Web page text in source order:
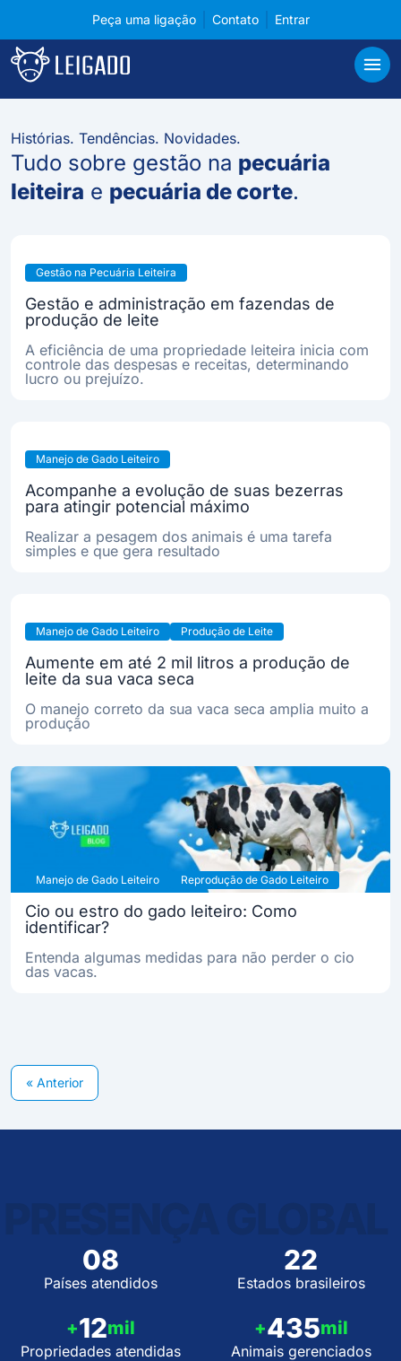
Conteúdos sobre tecnologia para pecuária
Peça uma ligação Contato Entrar
Leigado
Histórias. Tendências. Novidades.
Tudo sobre gestão na pecuária
leiteira e pecuária de corte.
Gestão na Pecuária Leiteira
Gestão e administração em fazendas de
produção de leite
A eficiência de uma propriedade leiteira inicia com
controle das despesas e receitas, determinando
lucro ou prejuízo.
Manejo de Gado Leiteiro
Acompanhe a evolução de suas bezerras
para atingir potencial máximo
Realizar a pesagem dos animais é uma tarefa
simples e que gera resultado
Manejo de Gado Leiteiro Produção de Leite
Aumente em até 2 mil litros a produção de
leite da sua vaca seca
O manejo correto da sua vaca seca amplia muito a
produção
Manejo de Gado Leiteiro Reprodução de Gado Leiteiro
Cio ou estro do gado leiteiro: Como
identificar?
Entenda algumas medidas para não perder o cio
das vacas.
« Anterior
08
Países atendidos
22
Estados brasileiros
+12mil
Propriedades atendidas
+435mil
Animais gerenciados